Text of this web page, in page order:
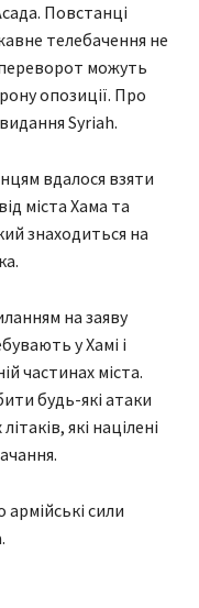
Повстанці
телебачення не
можуть
опозиції. Про
Syriah.
вдалося взяти
міста Хама та
знаходиться на
на заяву
у Хамі і
частинах міста.
будь-які атаки
які націлені
сили